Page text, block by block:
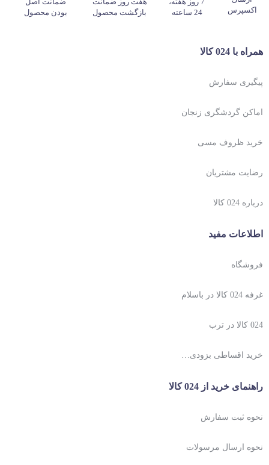
اکسپرس
24 ساعته
بازگشت محصول
بودن محصول
همراه با 024 کالا
پیگیری سفارش
اماکن گردشگری زنجان
خرید ظروف مسی
رضایت مشتریان
درباره 024 کالا
اطلاعات مفید
فروشگاه
غرفه 024 کالا در باسلام
024 کالا در ترب
خرید اقساطی بزودی…
راهنمای خرید از 024 کالا
نحوه ثبت سفارش
نحوه ارسال مرسولات